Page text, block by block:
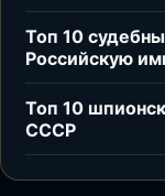
Топ 10
Российскую
Топ 10
СССР